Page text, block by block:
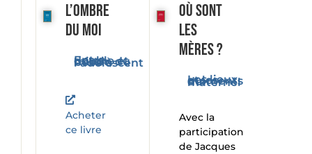
L’ombre
du moi
Entre double et miroir, du bébé à l'adolescent
Acheter
ce livre
Où sont
les
mères ?
Les lieux et les moments du maternel
Avec la
participation
de Jacques